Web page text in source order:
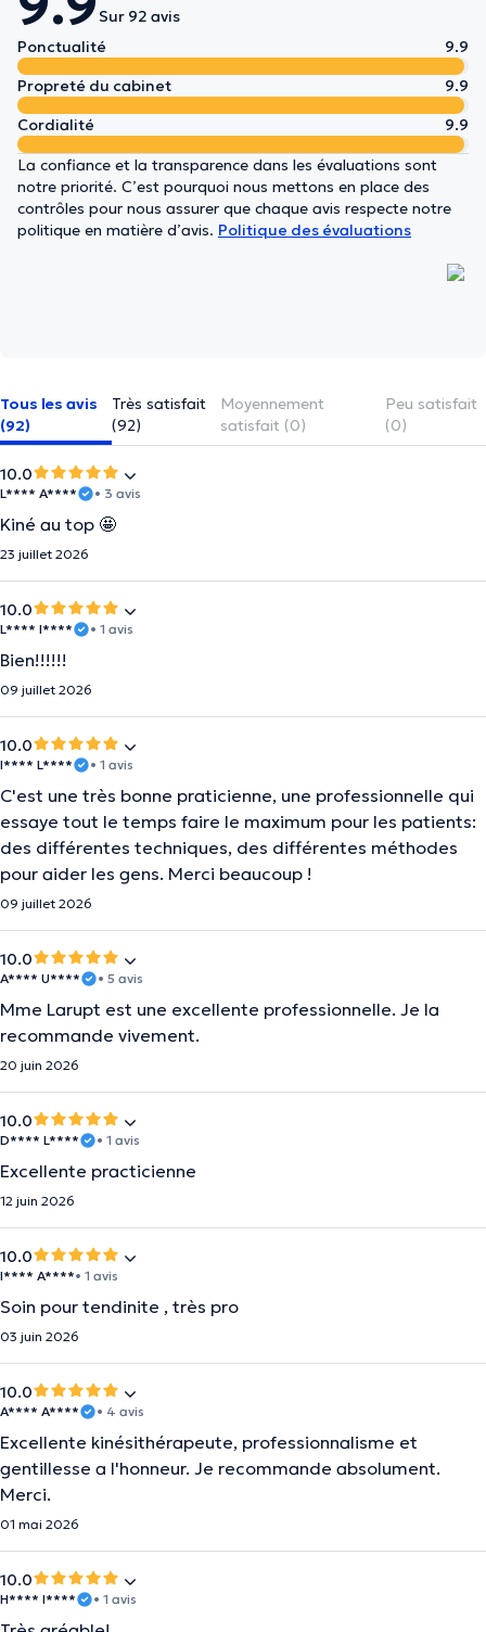
Sur 92 avis
Ponctualité
9.9
Propreté du cabinet
9.9
Cordialité
9.9
La confiance et la transparence dans les évaluations sont
notre priorité. C’est pourquoi nous mettons en place des
contrôles pour nous assurer que chaque avis respecte notre
politique en matière d’avis. Politique des évaluations
Tous les avis
(92)
Très satisfait
(92)
Moyennement
satisfait (0)
Peu satisfait
(0)
10.0
L**** A**** • 3 avis
Kiné au top 🤩
23 juillet 2026
10.0
L**** I**** • 1 avis
Bien!!!!!!
09 juillet 2026
10.0
I**** L**** • 1 avis
C'est une très bonne praticienne, une professionnelle qui
essaye tout le temps faire le maximum pour les patients:
des différentes techniques, des différentes méthodes
pour aider les gens. Merci beaucoup !
09 juillet 2026
10.0
A**** U**** • 5 avis
Mme Larupt est une excellente professionnelle. Je la
recommande vivement.
20 juin 2026
10.0
D**** L**** • 1 avis
Excellente practicienne
12 juin 2026
10.0
I**** A****• 1 avis
Soin pour tendinite , très pro
03 juin 2026
10.0
A**** A**** • 4 avis
Excellente kinésithérapeute, professionnalisme et
gentillesse a l'honneur. Je recommande absolument.
Merci.
01 mai 2026
10.0
H**** I**** • 1 avis